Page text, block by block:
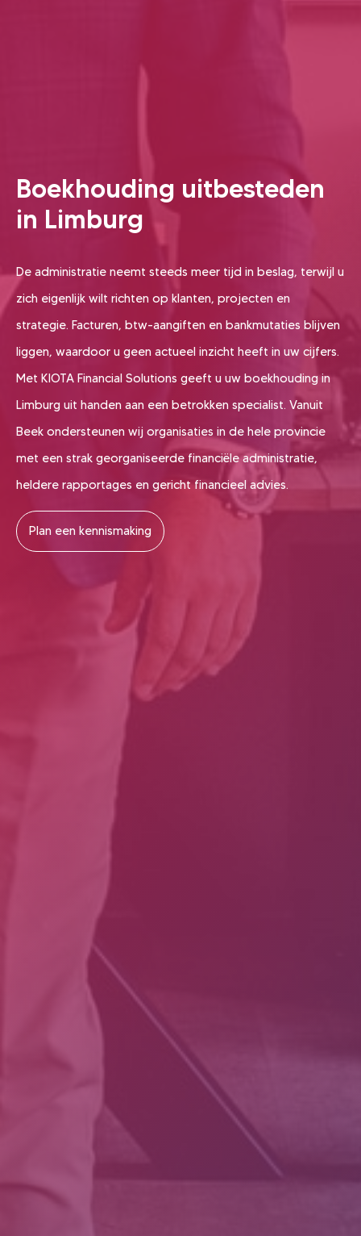
Boekhouding uitbesteden
in Limburg
De administratie neemt steeds meer tijd in beslag, terwijl u
zich eigenlijk wilt richten op klanten, projecten en
strategie. Facturen, btw-aangiften en bankmutaties blijven
liggen, waardoor u geen actueel inzicht heeft in uw cijfers.
Met KIOTA Financial Solutions geeft u uw boekhouding in
Limburg uit handen aan een betrokken specialist. Vanuit
Beek ondersteunen wij organisaties in de hele provincie
met een strak georganiseerde financiële administratie,
heldere rapportages en gericht financieel advies.
Plan een kennismaking